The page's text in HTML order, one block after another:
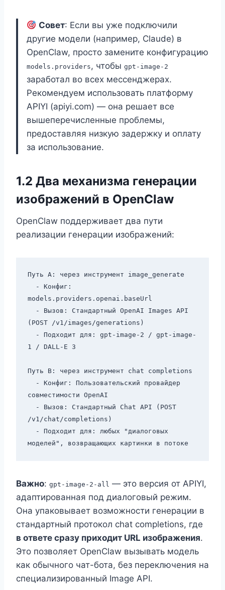
Совет: Если вы уже подключили
другие модели (например, Claude) в
OpenClaw, просто замените конфигурацию
models.providers, чтобы gpt-image-2
заработал во всех мессенджерах.
Рекомендуем использовать платформу
APIYI (apiyi.com) — она решает все
вышеперечисленные проблемы,
предоставляя низкую задержку и оплату
за использование.
1.2 Два механизма генерации
изображений в OpenClaw
OpenClaw поддерживает два пути
реализации генерации изображений:
Путь А: через инструмент image_generate
models.providers.openai.baseUrl
(POST /v1/images/generations)
1 / DALL-E 3
Путь B: через инструмент chat completions
совместимости OpenAI
/v1/chat/completions)
Важно: gpt-image-2-all — это версия от APIYI,
адаптированная под диалоговый режим.
Она упаковывает возможности генерации в
стандартный протокол chat completions, где
в ответе сразу приходит URL изображения.
Это позволяет OpenClaw вызывать модель
как обычного чат-бота, без переключения на
специализированный Image API.